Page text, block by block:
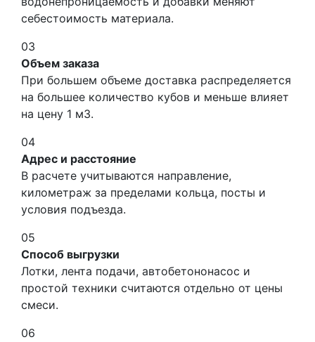
себестоимость материала.
03
Объем заказа
При большем объеме доставка распределяется
на большее количество кубов и меньше влияет
на цену 1 м3.
04
Адрес и расстояние
В расчете учитываются направление,
километраж за пределами кольца, посты и
условия подъезда.
05
Способ выгрузки
Лотки, лента подачи, автобетононасос и
простой техники считаются отдельно от цены
смеси.
06